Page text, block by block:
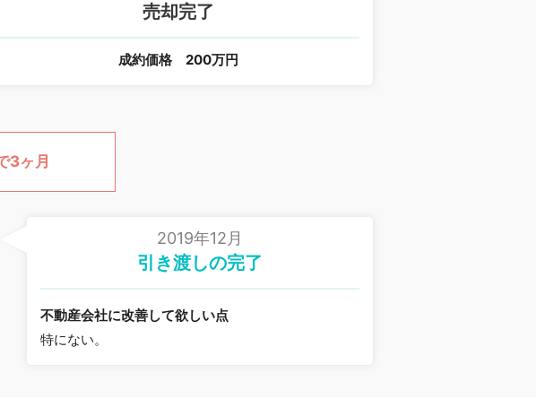
売却完了
成約価格 200万円
3ヶ月
2019年12月
引き渡しの完了
不動産会社に改善して欲しい点
特にない。